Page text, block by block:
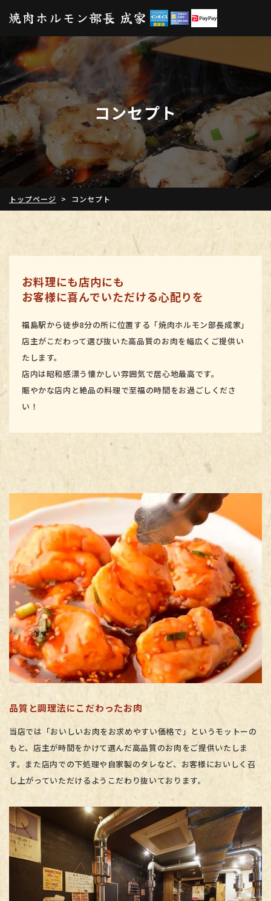
コンセプト
トップページ > コンセプト
お料理にも店内にも
お客様に喜んでいただける心配りを
福島駅から徒歩8分の所に位置する「焼肉ホルモン部長成家」
店主がこだわって選び抜いた高品質のお肉を幅広くご提供い
たします。
店内は昭和感漂う懐かしい雰囲気で居心地最高です。
賑やかな店内と絶品の料理で至福の時間をお過ごしくださ
い！
品質と調理法にこだわったお肉
当店では「おいしいお肉をお求めやすい価格で」というモットーの
もと、店主が時間をかけて選んだ高品質のお肉をご提供いたしま
す。また店内での下処理や自家製のタレなど、お客様においしく召
し上がっていただけるようこだわり抜いております。